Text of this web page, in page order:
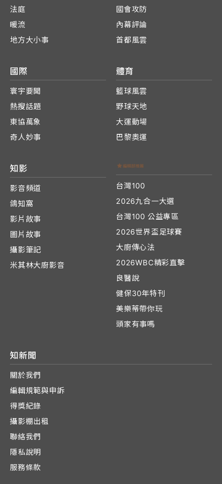
法庭
暖流
地方大小事
國會攻防
內幕評論
首都風雲
國際
寰宇要聞
熱搜話題
東協萬象
奇人妙事
體育
籃球風雲
野球天地
大運動場
巴黎奧運
知影
影音頻道
鴿知窩
影片故事
圖片故事
攝影筆記
米其林大廚影音
台灣100
2026九合一大選
台灣100 公益專區
2026世界盃足球賽
大廚傳心法
2026WBC精彩直擊
良醫說
健保30年特刊
美樂蒂帶你玩
頭家有事嗎
知新聞
關於我們
編輯規範與申訴
得獎紀錄
攝影棚出租
聯絡我們
隱私說明
服務條款